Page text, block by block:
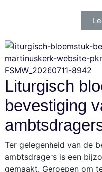
Liturgisch
bevestiging
Ter gelegenheid van de
ambtsdragers is een
gemaakt. Geroepen om